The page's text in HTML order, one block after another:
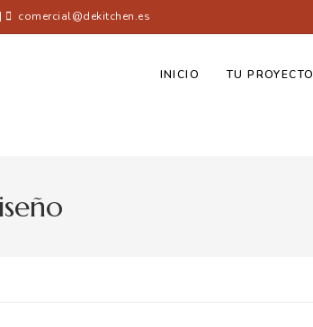
| comercial@dekitchen.es
INICIO TU PROYECTO